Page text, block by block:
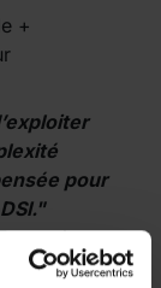
+
pour